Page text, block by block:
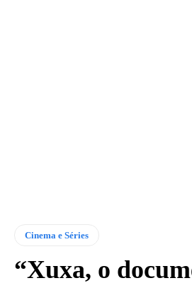
Cinema e Séries
“Xuxa, o